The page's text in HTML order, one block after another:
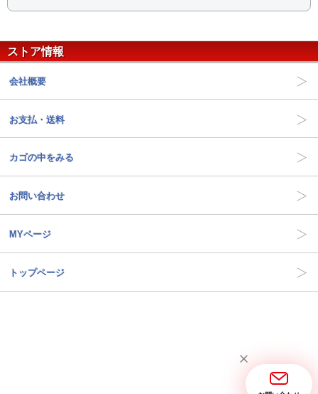
ストア情報
会社概要
お支払・送料
カゴの中をみる
お問い合わせ
MYページ
トップページ